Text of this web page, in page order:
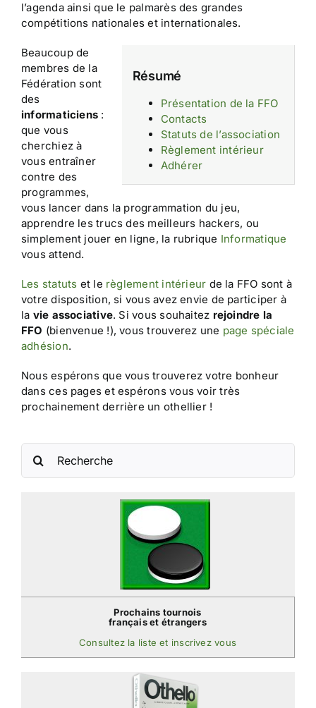
l’agenda ainsi que le palmarès des grandes
compétitions nationales et internationales.
Résumé
Présentation de la FFO
Contacts
Statuts de l’association
Règlement intérieur
Adhérer
Beaucoup de
membres de la
Fédération sont
des
informaticiens :
que vous
cherchiez à
vous entraîner
contre des
programmes,
vous lancer dans la programmation du jeu,
apprendre les trucs des meilleurs hackers, ou
simplement jouer en ligne, la rubrique Informatique
vous attend.
Les statuts et le règlement intérieur de la FFO sont à
votre disposition, si vous avez envie de participer à
la vie associative. Si vous souhaitez rejoindre la
FFO (bienvenue !), vous trouverez une page spéciale
adhésion.
Nous espérons que vous trouverez votre bonheur
dans ces pages et espérons vous voir très
prochainement derrière un othellier !
Rechercher:
Prochains tournois
français et étrangers
Consultez la liste et inscrivez vous